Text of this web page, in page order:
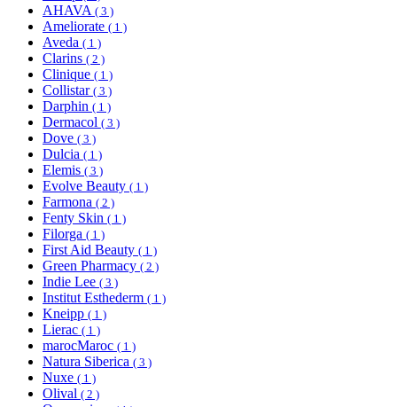
AHAVA ( 3 )
Ameliorate ( 1 )
Aveda ( 1 )
Clarins ( 2 )
Clinique ( 1 )
Collistar ( 3 )
Darphin ( 1 )
Dermacol ( 3 )
Dove ( 3 )
Dulcia ( 1 )
Elemis ( 3 )
Evolve Beauty ( 1 )
Farmona ( 2 )
Fenty Skin ( 1 )
Filorga ( 1 )
First Aid Beauty ( 1 )
Green Pharmacy ( 2 )
Indie Lee ( 3 )
Institut Esthederm ( 1 )
Kneipp ( 1 )
Lierac ( 1 )
marocMaroc ( 1 )
Natura Siberica ( 3 )
Nuxe ( 1 )
Olival ( 2 )